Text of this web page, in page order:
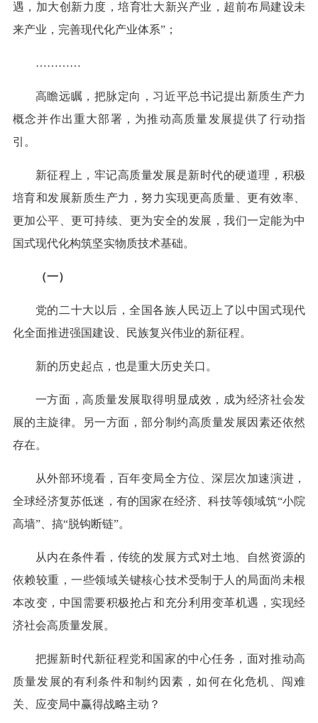
遇，加大创新力度，培育壮大新兴产业，超前布局建设未
来产业，完善现代化产业体系”；
…………
高瞻远瞩，把脉定向，习近平总书记提出新质生产力
概念并作出重大部署，为推动高质量发展提供了行动指
引。
新征程上，牢记高质量发展是新时代的硬道理，积极
培育和发展新质生产力，努力实现更高质量、更有效率、
更加公平、更可持续、更为安全的发展，我们一定能为中
国式现代化构筑坚实物质技术基础。
（一）
党的二十大以后，全国各族人民迈上了以中国式现代
化全面推进强国建设、民族复兴伟业的新征程。
新的历史起点，也是重大历史关口。
一方面，高质量发展取得明显成效，成为经济社会发
展的主旋律。另一方面，部分制约高质量发展因素还依然
存在。
从外部环境看，百年变局全方位、深层次加速演进，
全球经济复苏低迷，有的国家在经济、科技等领域筑“小院
高墙”、搞“脱钩断链”。
从内在条件看，传统的发展方式对土地、自然资源的
依赖较重，一些领域关键核心技术受制于人的局面尚未根
本改变，中国需要积极抢占和充分利用变革机遇，实现经
济社会高质量发展。
把握新时代新征程党和国家的中心任务，面对推动高
质量发展的有利条件和制约因素，如何在化危机、闯难
关、应变局中赢得战略主动？